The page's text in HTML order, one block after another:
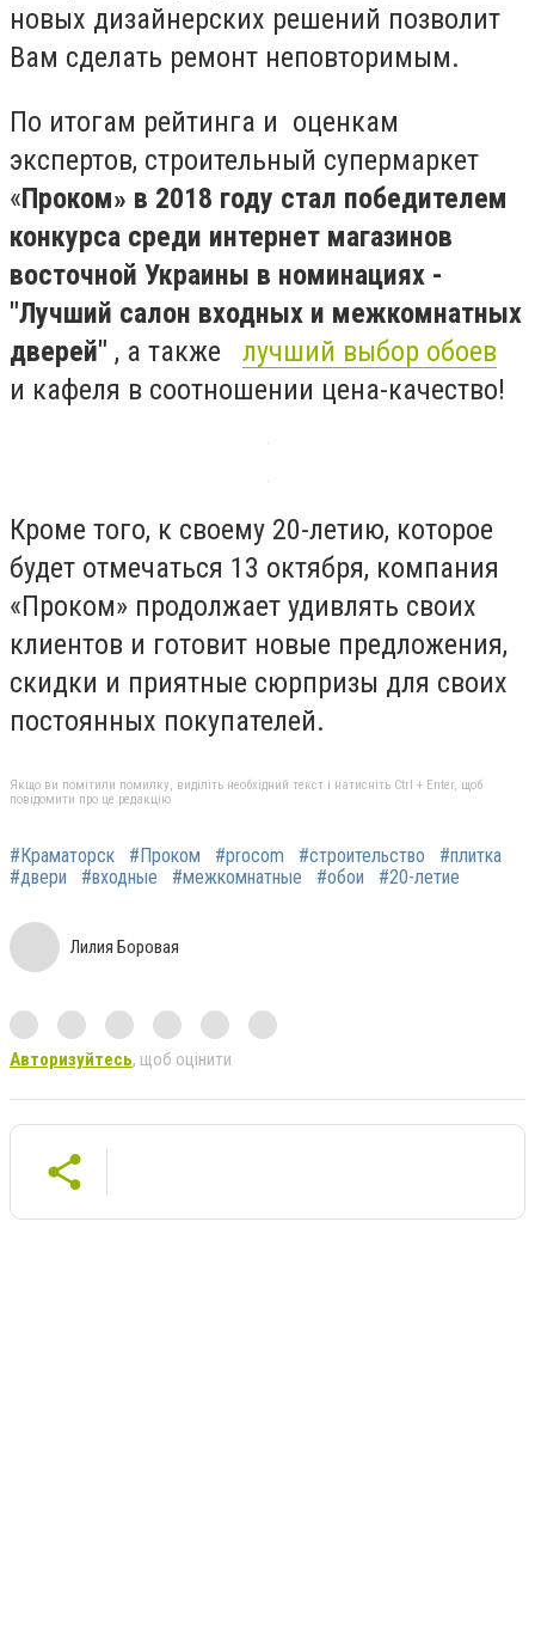
новых дизайнерских решений позволит
Вам сделать ремонт неповторимым.
По итогам рейтинга и оценкам
экспертов, строительный супермаркет
«Проком» в 2018 году стал победителем
конкурса среди интернет магазинов
восточной Украины в номинациях -
"Лучший салон входных и межкомнатных
дверей" , а также лучший выбор обоев
и кафеля в соотношении цена-качество!
Кроме того, к своему 20-летию, которое
будет отмечаться 13 октября, компания
«Проком» продолжает удивлять своих
клиентов и готовит новые предложения,
скидки и приятные сюрпризы для своих
постоянных покупателей.
Якщо ви помітили помилку, виділіть необхідний текст і натисніть Ctrl + Enter, щоб
повідомити про це редакцію
#Краматорск #Проком #procom #строительство
#плитка
#двери
#входные #межкомнатные #обои #20-летие
Лилия Боровая
Авторизуйтесь, щоб оцінити